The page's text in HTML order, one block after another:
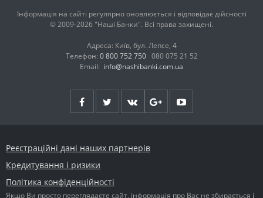
Інформація на сайті регулярно оновлюється і відповідає дійсності
© 2009-2026 "Наші Банки". Всі права захищені.
Адреса: Київ, бул. Лепсе, 4
Телефон: 0 800 752 750 080 075 21 52
Email: info@nashibanki.com.ua
Реєстраційні дані наших партнерів
Кредитування і ризики
Політика конфіденційності
Якщо Ви просто переглядаєте сайт, інформація про Вас не збирається і